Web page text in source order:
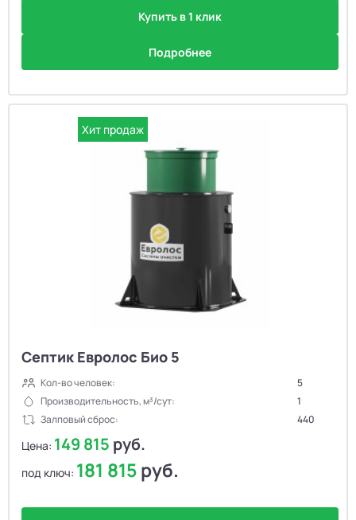
Купить в 1 клик
Подробнее
Хит продаж
Септик Евролос Био 5
Кол-во человек:
5
Производительность, м³/сут:
1
Залповый сброс:
440
Цена: 149 815 руб.
под ключ: 181 815руб.